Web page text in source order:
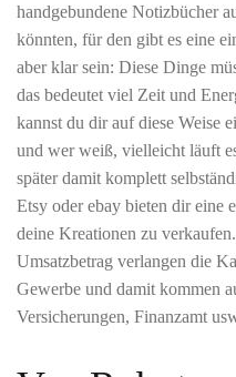
handgebundene Notizbücher
könnten, für den gibt es eine
aber klar sein: Diese Dinge
das bedeutet viel Zeit und
kannst du dir auf diese Weise
und wer weiß, vielleicht läuft
später damit komplett
Etsy oder ebay bieten dir
deine Kreationen zu
Umsatzbetrag verlangen die
Gewerbe und damit kommen
Versicherungen, Finanzamt